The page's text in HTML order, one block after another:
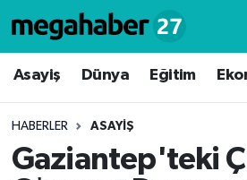
Asayiş Dünya Eğitim
HABERLER ASAYIŞ
Gaziantep'teki
Hava Durumu
Süper Lig Puan Durumu ve